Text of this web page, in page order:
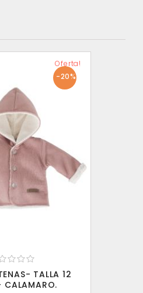
-20%
Oferta!
TALLA 12
CALAMARO.